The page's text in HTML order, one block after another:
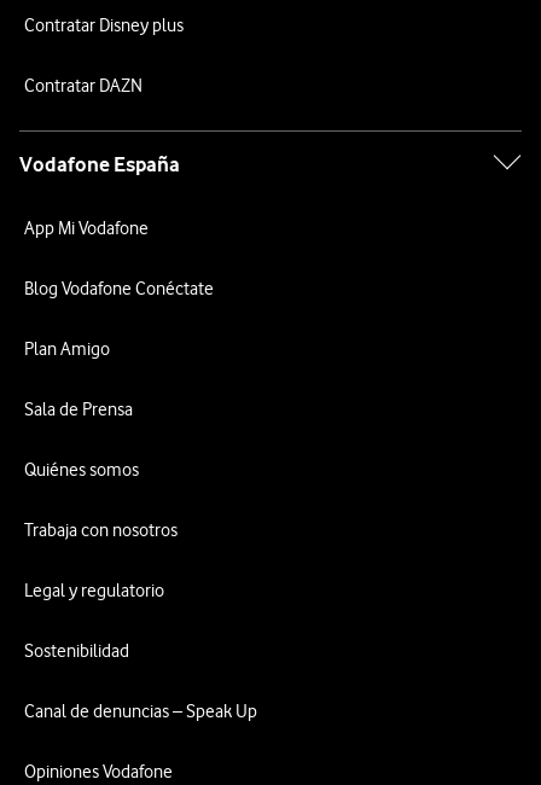
Contratar Disney plus
Contratar DAZN
Vodafone España
App Mi Vodafone
Blog Vodafone Conéctate
Plan Amigo
Sala de Prensa
Quiénes somos
Trabaja con nosotros
Legal y regulatorio
Sostenibilidad
Canal de denuncias – Speak Up
Opiniones Vodafone